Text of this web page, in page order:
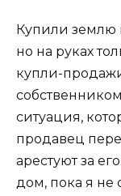
Купили землю
но на руках
купли-
ситуация,
продавец
арестуют за
дом, пока я не